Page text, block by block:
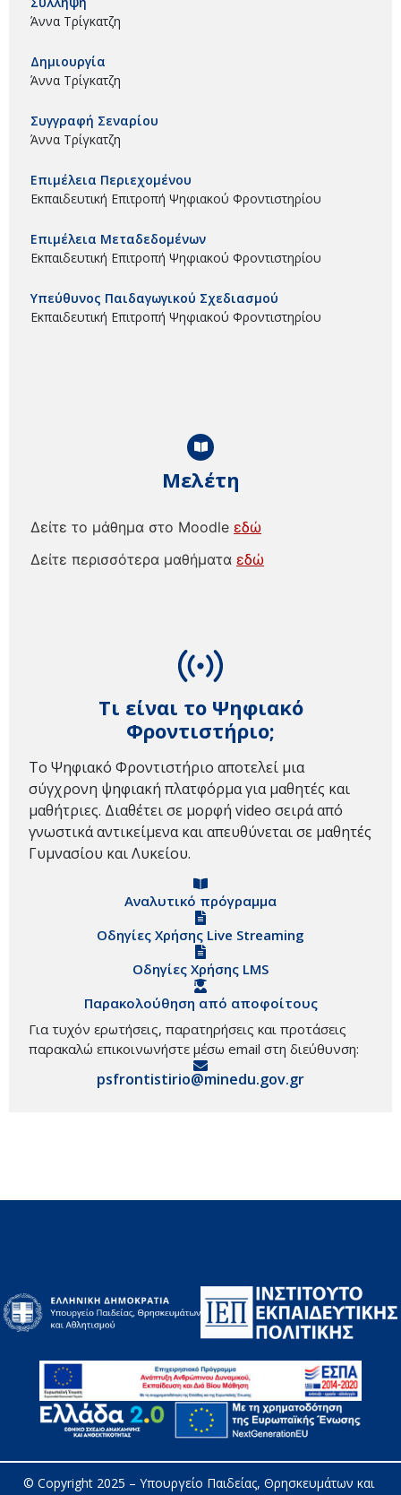
Τι είναι το Ψηφιακό
Φροντιστήριο;
Το Ψηφιακό Φροντιστήριο αποτελεί μια
σύγχρονη ψηφιακή πλατφόρμα για μαθητές και
μαθήτριες. Διαθέτει σε μορφή video σειρά από
γνωστικά αντικείμενα και απευθύνεται σε μαθητές
Γυμνασίου και Λυκείου.
Αναλυτικό πρόγραμμα
Οδηγίες Χρήσης Live Streaming
Οδηγίες Χρήσης LMS
Παρακολούθηση από αποφοίτους
Για τυχόν ερωτήσεις, παρατηρήσεις και προτάσεις
παρακαλώ επικοινωνήστε μέσω email στη διεύθυνση:
psfrontistirio@minedu.gov.gr
Μελέτη
Δείτε το μάθημα στο Moodle εδώ
Δείτε περισσότερα μαθήματα εδώ
Άννα Τρίγκατζη
Δημιουργία
Άννα Τρίγκατζη
Συγγραφή Σεναρίου
Άννα Τρίγκατζη
Επιμέλεια Περιεχομένου
Εκπαιδευτική Επιτροπή Ψηφιακού Φροντιστηρίου
Επιμέλεια Μεταδεδομένων
Εκπαιδευτική Επιτροπή Ψηφιακού Φροντιστηρίου
Υπεύθυνος Παιδαγωγικού Σχεδιασμού
Εκπαιδευτική Επιτροπή Ψηφιακού Φροντιστηρίου
© Copyright 2025 – Υπουργείο Παιδείας, Θρησκευμάτων και